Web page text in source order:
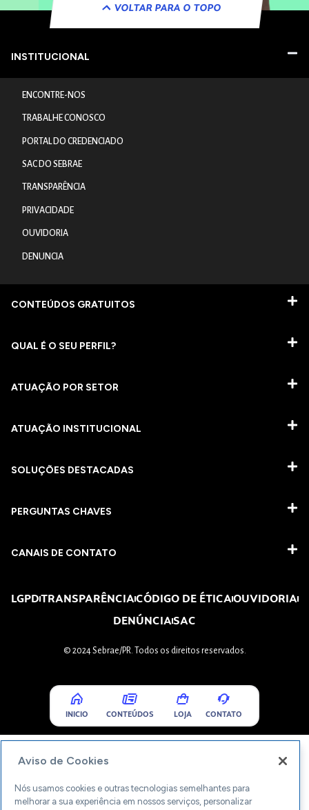
VOLTAR PARA O TOPO
INSTITUCIONAL
ENCONTRE-NOS
TRABALHE CONOSCO
PORTAL DO CREDENCIADO
SAC DO SEBRAE
TRANSPARÊNCIA
PRIVACIDADE
OUVIDORIA
DENUNCIA
CONTEÚDOS GRATUITOS
QUAL É O SEU PERFIL?
ATUAÇÃO POR SETOR
ATUAÇÃO INSTITUCIONAL
SOLUÇÕES DESTACADAS
PERGUNTAS CHAVES​
CANAIS DE CONTATO
LGPDTRANSPARÊNCIACÓDIGO DE ÉTICAOUVIDORIA
DENÚNCIASAC
© 2024 Sebrae/PR. Todos os direitos reservados.
INICIO CONTEÚDOS LOJA CONTATO
Aviso de Cookies
Nós usamos cookies e outras tecnologias semelhantes para
melhorar a sua experiência em nossos serviços, personalizar